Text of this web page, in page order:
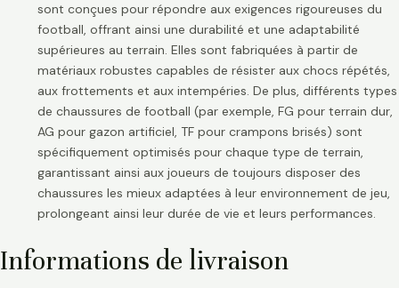
sont conçues pour répondre aux exigences rigoureuses du
football, offrant ainsi une durabilité et une adaptabilité
supérieures au terrain. Elles sont fabriquées à partir de
matériaux robustes capables de résister aux chocs répétés,
aux frottements et aux intempéries. De plus, différents types
de chaussures de football (par exemple, FG pour terrain dur,
AG pour gazon artificiel, TF pour crampons brisés) sont
spécifiquement optimisés pour chaque type de terrain,
garantissant ainsi aux joueurs de toujours disposer des
chaussures les mieux adaptées à leur environnement de jeu,
prolongeant ainsi leur durée de vie et leurs performances.
Informations de livraison